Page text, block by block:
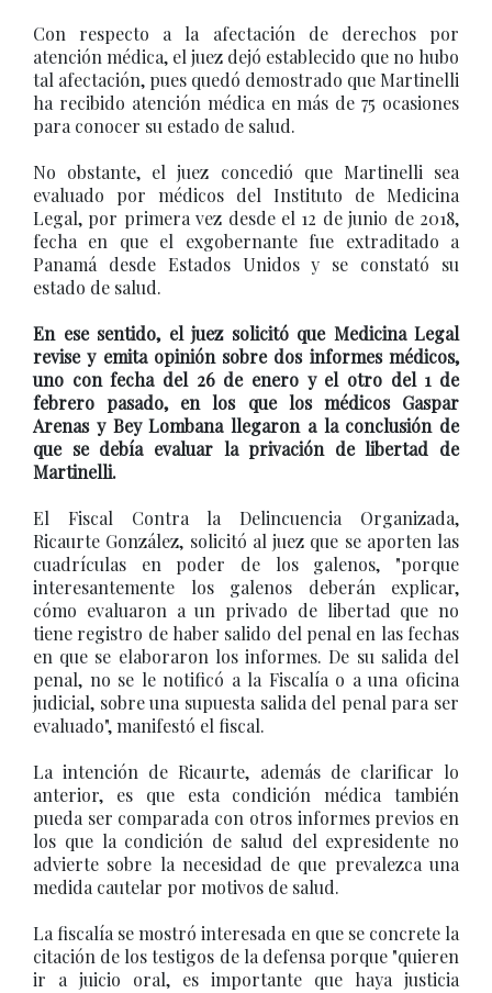
Con respecto a la afectación de derechos por
atención médica, el juez dejó establecido que no hubo
tal afectación, pues quedó demostrado que Martinelli
ha recibido atención médica en más de 75 ocasiones
para conocer su estado de salud.
No obstante, el juez concedió que Martinelli sea
evaluado por médicos del Instituto de Medicina
Legal, por primera vez desde el 12 de junio de 2018,
fecha en que el exgobernante fue extraditado a
Panamá desde Estados Unidos y se constató su
estado de salud.
En ese sentido, el juez solicitó que Medicina Legal
revise y emita opinión sobre dos informes médicos,
uno con fecha del 26 de enero y el otro del 1 de
febrero pasado, en los que los médicos Gaspar
Arenas y Bey Lombana llegaron a la conclusión de
que se debía evaluar la privación de libertad de
Martinelli.
El Fiscal Contra la Delincuencia Organizada,
Ricaurte González, solicitó al juez que se aporten las
cuadrículas en poder de los galenos, "porque
interesantemente los galenos deberán explicar,
cómo evaluaron a un privado de libertad que no
tiene registro de haber salido del penal en las fechas
en que se elaboraron los informes. De su salida del
penal, no se le notificó a la Fiscalía o a una oficina
judicial, sobre una supuesta salida del penal para ser
evaluado", manifestó el fiscal.
La intención de Ricaurte, además de clarificar lo
anterior, es que esta condición médica también
pueda ser comparada con otros informes previos en
los que la condición de salud del expresidente no
advierte sobre la necesidad de que prevalezca una
medida cautelar por motivos de salud.
La fiscalía se mostró interesada en que se concrete la
citación de los testigos de la defensa porque "quieren
ir a juicio oral, es importante que haya justicia